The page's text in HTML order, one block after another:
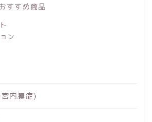
すすめ商品
ン
内膜症)